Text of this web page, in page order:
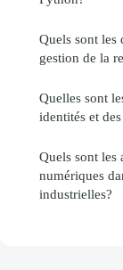
Quels sont les
gestion de la
Quelles sont
identités et
Quels sont les
numériques
industrielles?